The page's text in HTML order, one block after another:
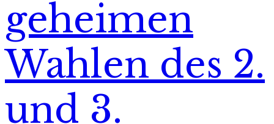
geheimen
Wahlen des 2.
und 3.